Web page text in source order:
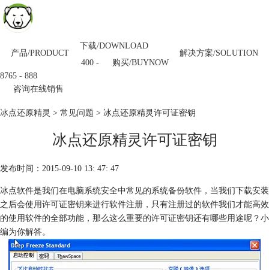
产品/PRODUCT 解决方案/SOLUTION
下载/DOWNLOAD
购买/BUYNOW
400 -
8765 - 888
咨询在线销售
冰点还原精灵 > 常见问题 > 冰点还原精灵许可证密钥
冰点还原精灵许可证密钥
发布时间：2015-09-10 13: 47: 47
冰点软件是我们在电脑系统安全中常见的系统备份软件，当我们下载安装
之后会使用许可证密钥来进行软件注册，只有注册过的软件我们才能高效
的使用软件的全部功能，那么这么重要的许可证密钥还有哪些用途呢？小
编为你解答。